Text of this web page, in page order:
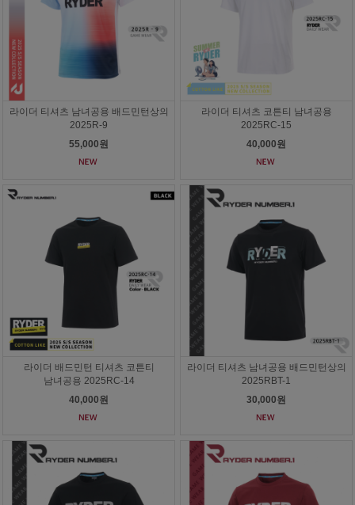
라이더 티셔츠 남녀공용 배드민턴상의
2025R-9
55,000원
라이더 티셔츠 코튼티 남녀공용
2025RC-15
40,000원
라이더 배드민턴 티셔츠 코튼티
남녀공용 2025RC-14
40,000원
라이더 티셔츠 남녀공용 배드민턴상의
2025RBT-1
30,000원